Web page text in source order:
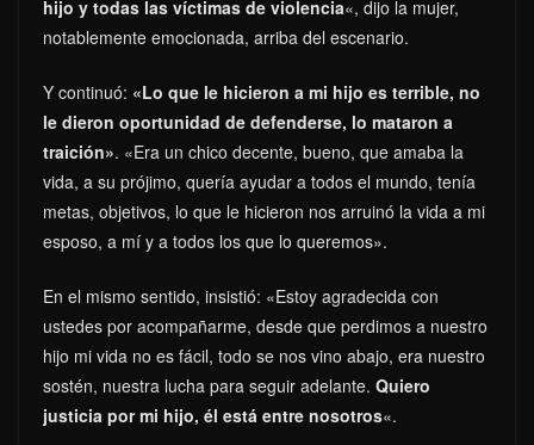
hijo y todas las víctimas de violencia«, dijo la mujer,
notablemente emocionada, arriba del escenario.
Y continuó: «Lo que le hicieron a mi hijo es terrible, no
le dieron oportunidad de defenderse, lo mataron a
traición». «Era un chico decente, bueno, que amaba la
vida, a su prójimo, quería ayudar a todos el mundo, tenía
metas, objetivos, lo que le hicieron nos arruinó la vida a mi
esposo, a mí y a todos los que lo queremos».
En el mismo sentido, insistió: «Estoy agradecida con
ustedes por acompañarme, desde que perdimos a nuestro
hijo mi vida no es fácil, todo se nos vino abajo, era nuestro
sostén, nuestra lucha para seguir adelante. Quiero
justicia por mi hijo, él está entre nosotros«.